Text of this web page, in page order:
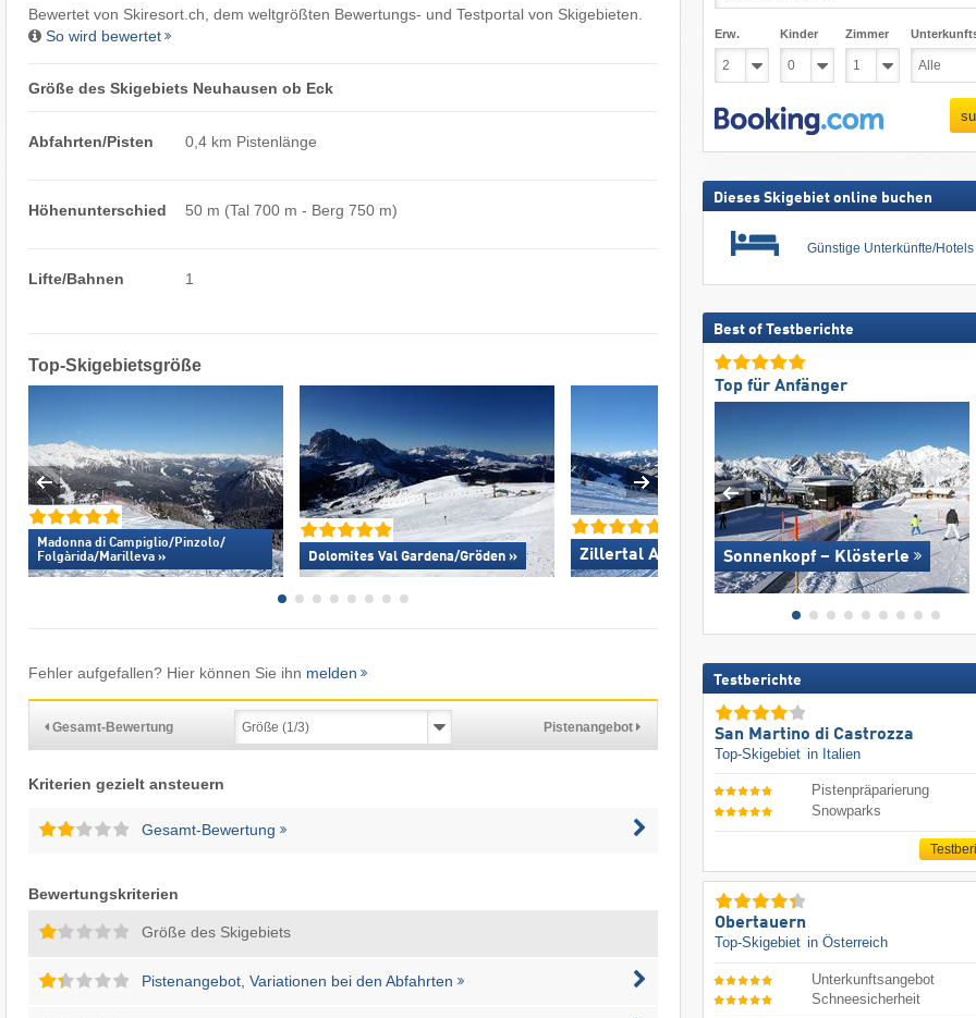
Bewertet von Skiresort.ch, dem weltgrößten Bewertungs- und Testportal von Skigebieten.
So wird bewertet
Größe des Skigebiets Neuhausen ob Eck
Abfahrten/Pisten 0,4 km Pistenlänge
Höhenunterschied 50 m (Tal 700 m - Berg 750 m)
Lifte/Bahnen 1
Top-Skigebietsgröße
Madonna di Campiglio/​Pinzolo/​
Folgàrida/​Marilleva »
Dolomites Val Gardena/​Gröden » Zillertal Arena » KitzSki –
Fehler aufgefallen? Hier können Sie ihn melden
Gesamt-Bewertung Pistenangebot
Kriterien gezielt ansteuern
Gesamt-Bewertung
Bewertungskriterien
Größe des Skigebiets
Pistenangebot, Variationen bei den Abfahrten
Erw. Kinder Zimmer
Dieses Skigebiet online buchen
Günstige Unterkünfte/Hotels
Best of Testberichte
Top für Anfänger
Sonnenkopf – Klösterle
Testberichte
San Martino di Castrozza
Top-Skigebiet in Italien
Pistenpräparierung
Snowparks
Obertauern
Top-Skigebiet in Österreich
Unterkunftsangebot
Schneesicherheit